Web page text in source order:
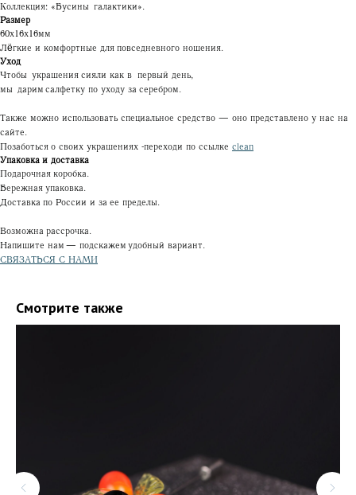
Коллекция: «Бусины галактики».
Размер
60х16х16мм
Лёгкие и комфортные для повседневного ношения.
Уход
Чтобы украшения сияли как в первый день,
мы дарим салфетку по уходу за серебром.
Также можно использовать специальное средство — оно представлено у нас на
сайте.
Позаботься о своих украшениях -переходи по ссылке clean
Упаковка и доставка
Подарочная коробка.
Бережная упаковка.
Доставка по России и за ее пределы.
Возможна рассрочка.
Напишите нам — подскажем удобный вариант.
СВЯЗАТЬСЯ С НАМИ
Смотрите также